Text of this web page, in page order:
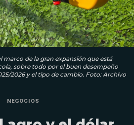
marco de la gran expansión que está
sobre todo por el buen desempeño
2026 y el tipo de cambio. Foto: Archivo
NEGOCIOS